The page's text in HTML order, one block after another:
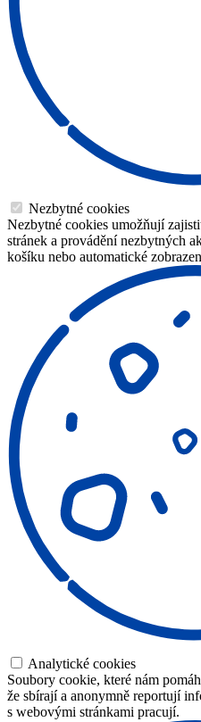
Nezbytné cookies
Nezbytné cookies umožňují
stránek a provádění nezbytných
košíku nebo automatické
Analytické cookies
Soubory cookie, které nám
že sbírají a anonymně reportují
s webovými stránkami pracují.